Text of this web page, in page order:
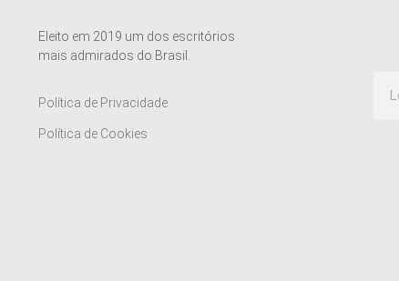
Eleito em 2019 um dos escritórios
mais admirados do Brasil.
Política de Privacidade
Política de Cookies